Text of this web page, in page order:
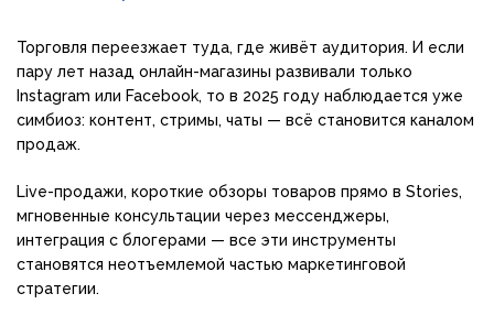
Торговля переезжает туда, где живёт аудитория. И если
пару лет назад онлайн-магазины развивали только
Instagram или Facebook, то в 2025 году наблюдается уже
симбиоз: контент, стримы, чаты — всё становится каналом
продаж.
Live-продажи, короткие обзоры товаров прямо в Stories,
мгновенные консультации через мессенджеры,
интеграция с блогерами — все эти инструменты
становятся неотъемлемой частью маркетинговой
стратегии.